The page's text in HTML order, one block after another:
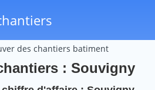
des chantiers batiment
: Souvigny